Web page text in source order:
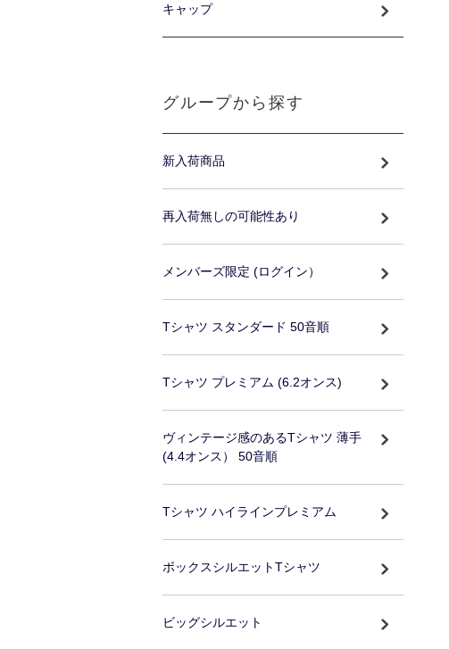
キャップ
グループから探す
新入荷商品
再入荷無しの可能性あり
メンバーズ限定 (ログイン）
Tシャツ スタンダード 50音順
Tシャツ プレミアム (6.2オンス)
ヴィンテージ感のあるTシャツ 薄手
(4.4オンス） 50音順
Tシャツ ハイラインプレミアム
ボックスシルエットTシャツ
ビッグシルエット